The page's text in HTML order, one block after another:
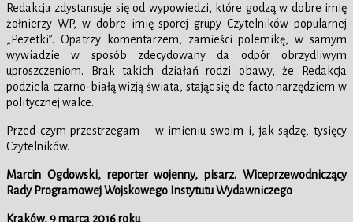
Redakcja zdystansuje się od wypowiedzi, które godzą w dobre imię
żołnierzy WP, w dobre imię sporej grupy Czytelników popularnej
„Pezetki”. Opatrzy komentarzem, zamieści polemikę, w samym
wywiadzie w sposób zdecydowany da odpór obrzydliwym
uproszczeniom. Brak takich działań rodzi obawy, że Redakcja
podziela czarno-białą wizją świata, stając się de facto narzędziem w
politycznej walce.
Przed czym przestrzegam – w imieniu swoim i, jak sądzę, tysięcy
Czytelników.
Marcin Ogdowski, reporter wojenny, pisarz. Wiceprzewodniczący
Rady Programowej Wojskowego Instytutu Wydawniczego
Kraków, 9 marca 2016 roku